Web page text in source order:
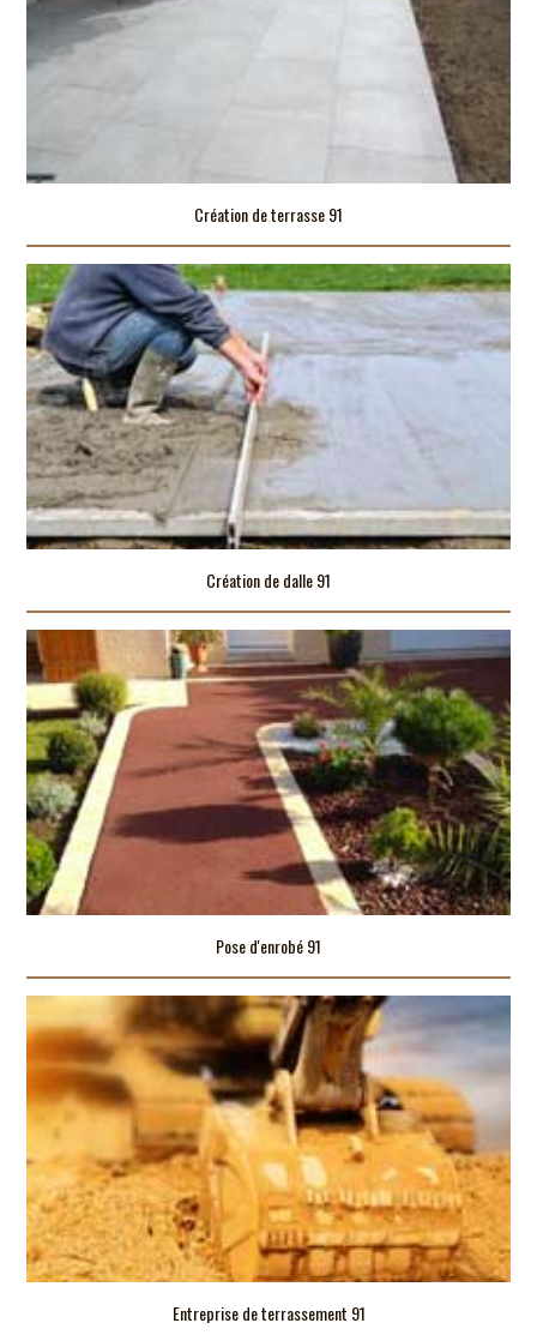
Création de terrasse 91
Création de dalle 91
Pose d'enrobé 91
Entreprise de terrassement 91